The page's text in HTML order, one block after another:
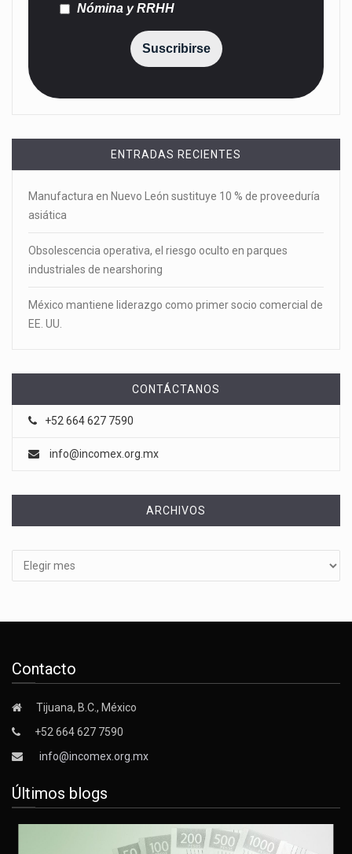
Nómina y RRHH
Suscribirse
ENTRADAS RECIENTES
Manufactura en Nuevo León sustituye 10 % de proveeduría
asiática
Obsolescencia operativa, el riesgo oculto en parques
industriales de nearshoring
México mantiene liderazgo como primer socio comercial de
EE. UU.
CONTÁCTANOS
+52 664 627 7590
info@incomex.org.mx
ARCHIVOS
Contacto
Tijuana, B.C., México
+52 664 627 7590
info@incomex.org.mx
Últimos blogs